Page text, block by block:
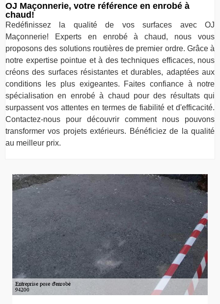
OJ Maçonnerie, votre référence en enrobé à
chaud!
Redéfinissez la qualité de vos surfaces avec OJ
Maçonnerie! Experts en enrobé à chaud, nous vous
proposons des solutions routières de premier ordre. Grâce à
notre expertise pointue et à des techniques efficaces, nous
créons des surfaces résistantes et durables, adaptées aux
conditions les plus exigeantes. Faites confiance à notre
spécialisation en enrobé à chaud pour des résultats qui
surpassent vos attentes en termes de fiabilité et d'efficacité.
Contactez-nous pour découvrir comment nous pouvons
transformer vos projets extérieurs. Bénéficiez de la qualité
au meilleur prix.